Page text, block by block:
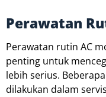
Perawatan
Perawatan rutin AC
penting untuk
lebih serius.
dilakukan dalam